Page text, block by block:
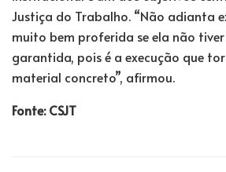
Justiça do Trabalho. “Não adianta
muito bem proferida se ela não tiver
garantida, pois é a execução que
material concreto”, afirmou.
Fonte: CSJT